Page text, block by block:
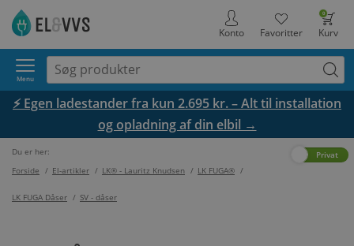
0
Kurv
Favoritter
Konto
Menu
⚡ Egen ladestander fra kun 2.695 kr. – Alt til installation
og opladning af din elbil →
Du er her:
Forside / El-artikler / LK® - Lauritz Knudsen / LK FUGA® /
LK FUGA Dåser / SV - dåser
Privat